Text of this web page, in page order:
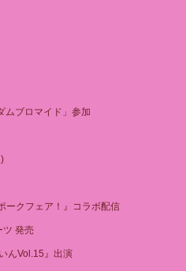
ムブロマイド」参加
ークフェア！』コラボ配信
ツ 発売
んVol.15』出演